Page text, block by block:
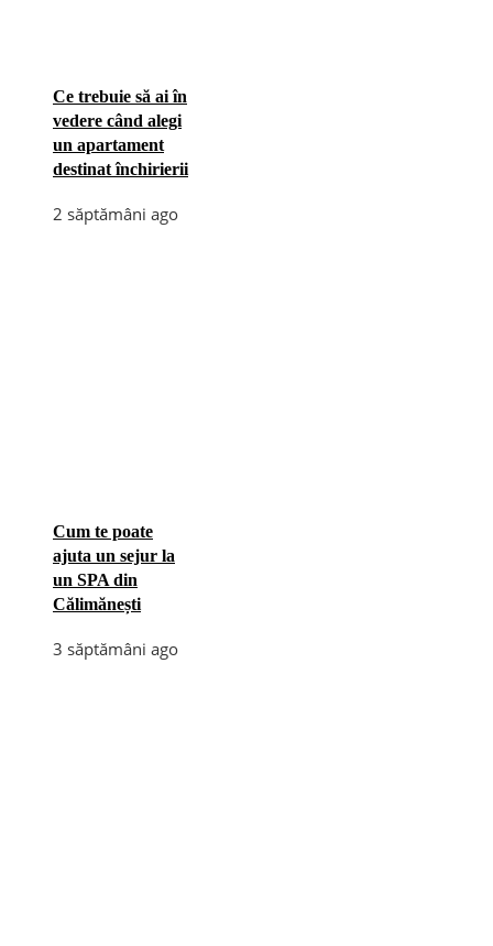
Ce trebuie să ai în
vedere când alegi
un apartament
destinat închirierii
2 săptămâni ago
Cum te poate
ajuta un sejur la
un SPA din
Călimănești
3 săptămâni ago